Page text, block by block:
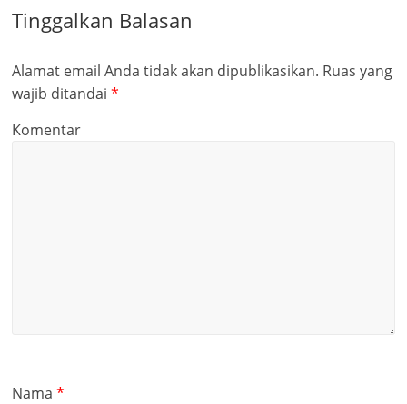
Tinggalkan Balasan
Alamat email Anda tidak akan dipublikasikan. Ruas yang
wajib ditandai*
Komentar
Nama*